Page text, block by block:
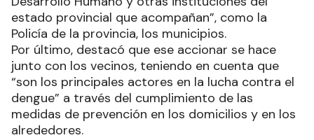
estado provincial que acompañan”, como la
Policía de la provincia, los municipios.
Por último, destacó que ese accionar se hace
junto con los vecinos, teniendo en cuenta que
“son los principales actores en la lucha contra el
dengue” a través del cumplimiento de las
medidas de prevención en los domicilios y en los
alrededores.